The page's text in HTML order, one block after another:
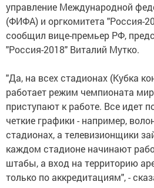
управление Международной
(ФИФА) и оргкомитета "Россия-
сообщил вице-премьер РФ,
"Россия-2018" Виталий Мутко.
"Да, на всех стадионах (Кубка
работает режим чемпионата
приступают к работе. Все идет
четкие графики - например,
стадионах, а телевизионщики
каждом стадионе начинают
штабы, а вход на территорию
только по аккредитациям", -